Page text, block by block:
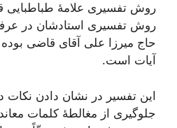
روش تفسیری علامۀ
روش تفسیری استادشان در
حاج میرزا علی آقای قاضی
آیات است.
این تفسیر در نشان دادن
جلوگیری از مغالطۀ کلمات